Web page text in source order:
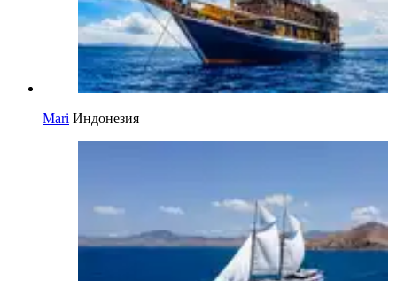
Mari Индонезия